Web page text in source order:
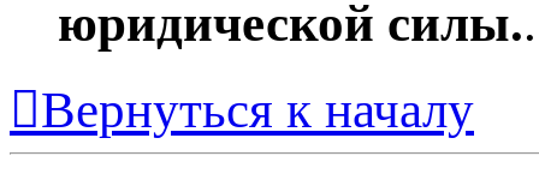
юридической силы..
Вернуться к началу